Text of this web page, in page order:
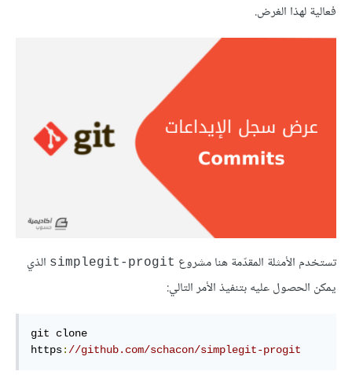
فعالية لهذا الغرض.
تستخدم الأمثلة المقدّمة هنا مشروع simplegit-progit الذي
يمكن الحصول عليه بتنفيذ الأمر التالي:
git clone
https: //github.com/schacon/simplegit-progit